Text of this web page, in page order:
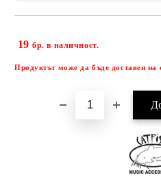
19 бр. в наличност.
Продуктът може да бъде доставен на